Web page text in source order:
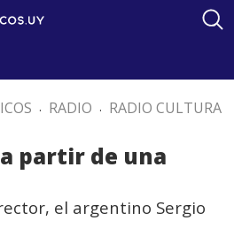
. RADIO . RADIO CULTURA
partir de una
el argentino Sergio